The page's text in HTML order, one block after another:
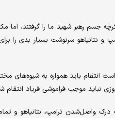
جسم رهبر شهید ما را گرفتند، اما
نتانیاهو سرنوشت بسیار بدی را
انتقام باید همواره به شیوه‌های
نباید موجب فراموشی فریاد انتقام
واصل‌شدن ترامپ، نتانیاهو و